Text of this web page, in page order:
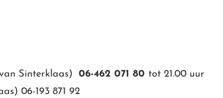
Sinterklaas) 06-462 071 80 tot 21.00 uur
06-193 871 92